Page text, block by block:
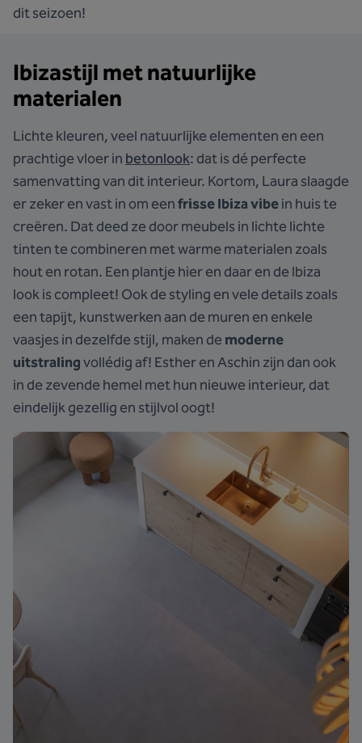
dit seizoen!
Ibizastijl met natuurlijke
materialen
Lichte kleuren, veel natuurlijke elementen en een
prachtige vloer in betonlook: dat is dé perfecte
samenvatting van dit interieur. Kortom, Laura slaagde
er zeker en vast in om eenfrisse Ibiza vibein huis te
creëren. Dat deed ze door meubels in lichte lichte
tinten te combineren met warme materialen zoals
hout en rotan. Een plantje hier en daar en de Ibiza
look is compleet! Ook de styling en vele details zoals
een tapijt, kunstwerken aan de muren en enkele
vaasjes in dezelfde stijl, maken de moderne
uitstralingvollédig af! Esther en Aschin zijn dan ook
in de zevende hemel met hun nieuwe interieur, dat
eindelijk gezellig en stijlvol oogt!